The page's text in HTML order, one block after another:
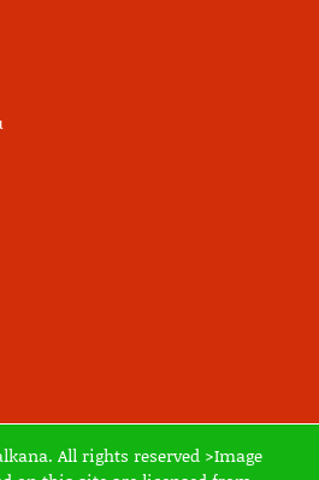
All rights reserved >Image